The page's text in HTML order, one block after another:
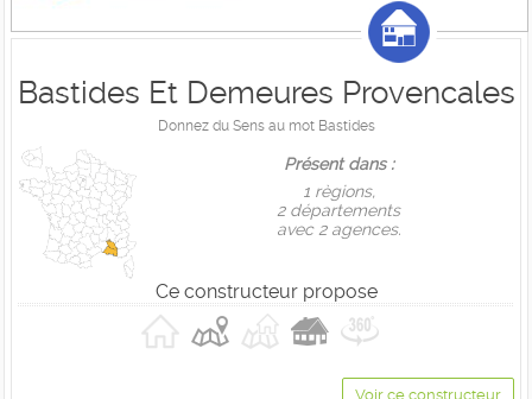
Bastides Et Demeures Provencales
Donnez du Sens au mot Bastides
Présent dans :
1 règions,
2 départements
avec 2 agences.
Ce constructeur propose
Voir ce constructeur